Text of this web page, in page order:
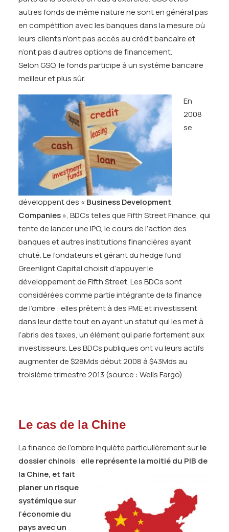
autres fonds de même nature ne sont en général pas
en compétition avec les banques dans la mesure où
leurs clients n’ont pas accès au crédit bancaire et
n’ont pas d’autres options de financement.
Selon GSO, le fonds participe à un système bancaire
meilleur et plus sûr.
En
2008
se
développent des « Business Development
Companies», BDCs telles que Fifth Street Finance, qui
tente de lancer une IPO, le cours de l’action des
banques et autres institutions financières ayant
chuté. Le fondateurs et gérant du hedge fund
Greenlignt Capital choisit d’appuyer le
développement de Fifth Street. Les BDCs sont
considérées comme partie intégrante de la finance
de l’ombre : elles prêtent à des PME et investissent
dans leur dette tout en ayant un statut qui les met à
l’abris des taxes, un élément qui parle fortement aux
investisseurs. Les BDCs publiques ont vu leurs actifs
augmenter de $28Mds début 2008 à $43Mds au
troisième trimestre 2013 (source : Wells Fargo).
Le cas de la Chine
La finance de l’ombre inquiète particulièrement surle
dossier chinois: elle représente la moitié du PIB de
la Chine, etfait
planer un risque
systémique sur
l’économie du
pays avec un